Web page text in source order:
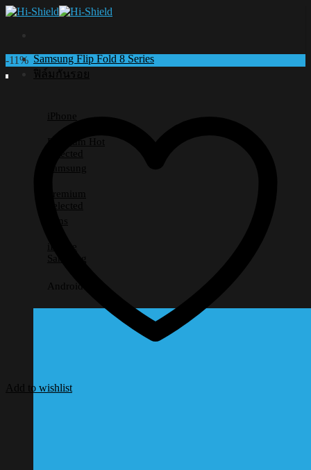
Skip
Samsung Flip Fold 8 Series
ฟิล์มกันรอย
iPhone
Premium
Selected
Samsung
Premium
Selected
Lens
iPhone
Samsung
Android อื่นๆ
-11%
Add to wishlist